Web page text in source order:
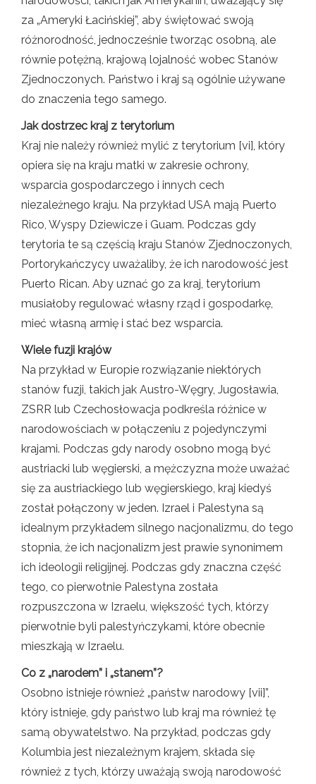
za „Ameryki Łacińskiej”, aby świętować swoją
różnorodność, jednocześnie tworząc osobną, ale
równie potężną, krajową lojalność wobec Stanów
Zjednoczonych. Państwo i kraj są ogólnie używane
do znaczenia tego samego.
Jak dostrzec kraj z terytorium
Kraj nie należy również mylić z terytorium [vi], który
opiera się na kraju matki w zakresie ochrony,
wsparcia gospodarczego i innych cech
niezależnego kraju. Na przykład USA mają Puerto
Rico, Wyspy Dziewicze i Guam. Podczas gdy
terytoria te są częścią kraju Stanów Zjednoczonych,
Portorykańczycy uważaliby, że ich narodowość jest
Puerto Rican. Aby uznać go za kraj, terytorium
musiałoby regulować własny rząd i gospodarkę,
mieć własną armię i stać bez wsparcia.
Wiele fuzji krajów
Na przykład w Europie rozwiązanie niektórych
stanów fuzji, takich jak Austro-Węgry, Jugosławia,
ZSRR lub Czechosłowacja podkreśla różnice w
narodowościach w połączeniu z pojedynczymi
krajami. Podczas gdy narody osobno mogą być
austriacki lub węgierski, a mężczyzna może uważać
się za austriackiego lub węgierskiego, kraj kiedyś
został połączony w jeden. Izrael i Palestyna są
idealnym przykładem silnego nacjonalizmu, do tego
stopnia, że ​​ich nacjonalizm jest prawie synonimem
ich ideologii religijnej. Podczas gdy znaczna część
tego, co pierwotnie Palestyna została
rozpuszczona w Izraelu, większość tych, którzy
pierwotnie byli palestyńczykami, które obecnie
mieszkają w Izraelu.
Co z „narodem” i „stanem”?
Osobno istnieje również „państw narodowy [vii]”,
który istnieje, gdy państwo lub kraj ma również tę
samą obywatelstwo. Na przykład, podczas gdy
Kolumbia jest niezależnym krajem, składa się
również z tych, którzy uważają swoją narodowość